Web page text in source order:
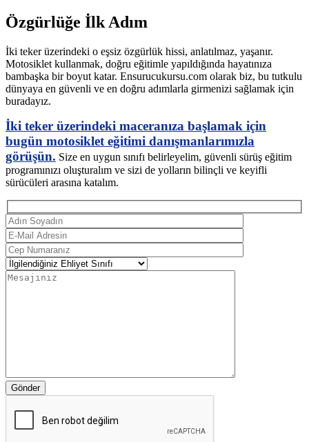
Özgürlüğe İlk Adım
İki teker üzerindeki o eşsiz özgürlük hissi, anlatılmaz, yaşanır.
Motosiklet kullanmak, doğru eğitimle yapıldığında hayatınıza
bambaşka bir boyut katar. Ensurucukursu.com olarak biz, bu tutkulu
dünyaya en güvenli ve en doğru adımlarla girmenizi sağlamak için
buradayız.
İki teker üzerindeki maceranıza başlamak için
bugün motosiklet eğitimi danışmanlarımızla
görüşün. Size en uygun sınıfı belirleyelim, güvenli sürüş eğitim
programınızı oluşturalım ve sizi de yolların bilinçli ve keyifli
sürücüleri arasına katalım.
Gönder